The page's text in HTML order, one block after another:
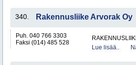
340. Rakennusliike Arvorak Oy
Puh. 040 766 3303
Faksi (014) 485 528
Lue lisää..